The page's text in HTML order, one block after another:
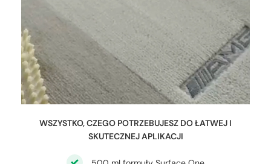
WSZYSTKO, CZEGO POTRZEBUJESZ DO ŁATWEJ I
SKUTECZNEJ APLIKACJI